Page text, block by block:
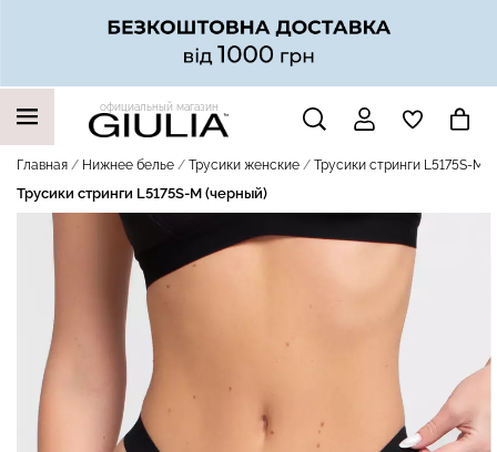
официальный магазин
Главная Нижнее белье Трусики женские Трусики стринги L5175S-M
Трусики стринги L5175S-M (черный)
НАШИ ТРЕНДОВЫЕ ТОВАРЫ